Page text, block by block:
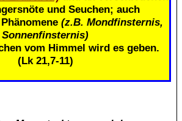
und Seuchen; auch
(z.B. Mondfinsternis,
Sonnenfinsternis)
vom Himmel wird es geben.
(Lk 21,7-11)